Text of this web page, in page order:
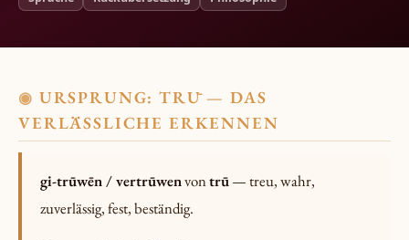
◉ URSPRUNG: TRŪ — DAS
VERLÄSSLICHE ERKENNEN
gi-trūwēn / vertrūwenvontrū— treu, wahr,
zuverlässig, fest, beständig.